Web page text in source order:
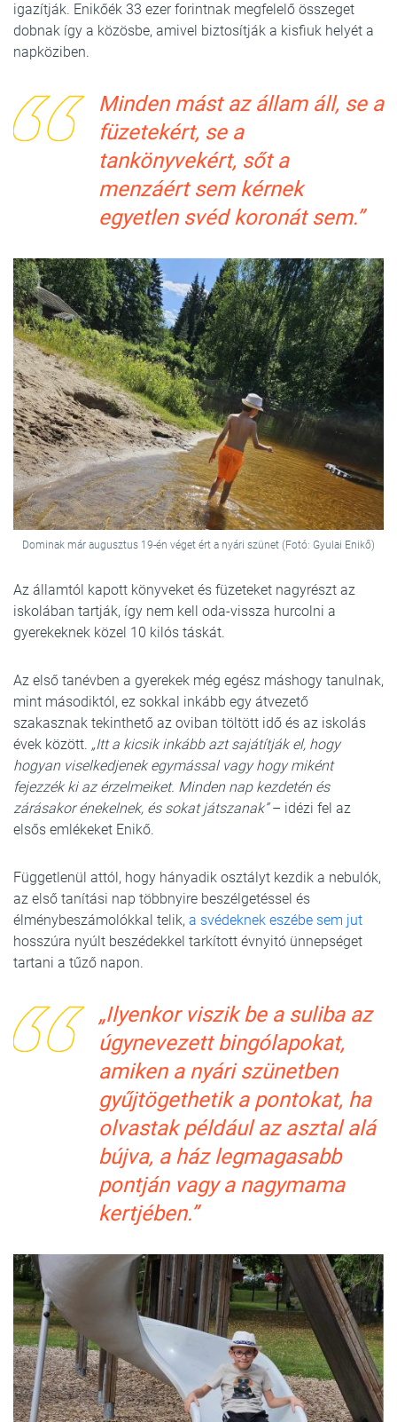
igazítják. Enikőék 33 ezer forintnak megfelelő összeget
dobnak így a közösbe, amivel biztosítják a kisfiuk helyét a
napköziben.
Minden mást az állam áll, se a
füzetekért, se a
tankönyvekért, sőt a
menzáért sem kérnek
egyetlen svéd koronát sem.”
Dominak már augusztus 19-én véget ért a nyári szünet (Fotó: Gyulai Enikő)
Az államtól kapott könyveket és füzeteket nagyrészt az
iskolában tartják, így nem kell oda-vissza hurcolni a
gyerekeknek közel 10 kilós táskát.
Az első tanévben a gyerekek még egész máshogy tanulnak,
mint másodiktól, ez sokkal inkább egy átvezető
szakasznak tekinthető az oviban töltött idő és az iskolás
évek között. „Itt a kicsik inkább azt sajátítják el, hogy
hogyan viselkedjenek egymással vagy hogy miként
fejezzék ki az érzelmeiket. Minden nap kezdetén és
zárásakor énekelnek, és sokat játszanak”– idézi fel az
elsős emlékeket Enikő.
Függetlenül attól, hogy hányadik osztályt kezdik a nebulók,
az első tanítási nap többnyire beszélgetéssel és
élménybeszámolókkal telik, a svédeknek eszébe sem jut
hosszúra nyúlt beszédekkel tarkított évnyitó ünnepséget
tartani a tűző napon.
„Ilyenkor viszik be a suliba az
úgynevezett bingólapokat,
amiken a nyári szünetben
gyűjtögethetik a pontokat, ha
olvastak például az asztal alá
bújva, a ház legmagasabb
pontján vagy a nagymama
kertjében.”